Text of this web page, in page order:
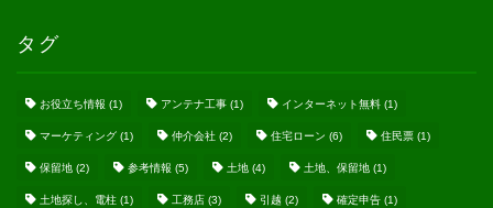
タグ
お役立ち情報 (1) アンテナ工事 (1) インターネット無料 (1)
マーケティング (1) 仲介会社 (2) 住宅ローン (6) 住民票 (1)
保留地 (2) 参考情報 (5) 土地 (4) 土地、保留地 (1)
土地探し、電柱 (1) 工務店 (3) 引越 (2) 確定申告 (1)